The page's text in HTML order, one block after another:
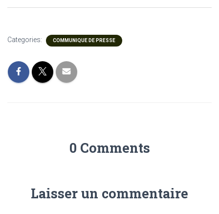
Categories: COMMUNIQUE DE PRESSE
0 Comments
Laisser un commentaire